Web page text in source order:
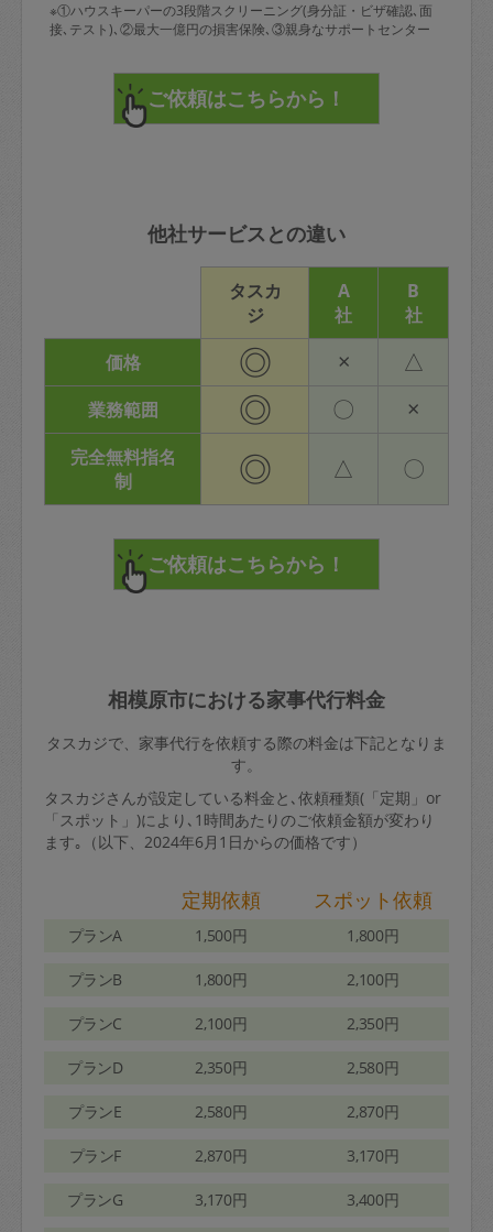
※①ハウスキーパーの3段階スクリーニング(身分証・ビザ確認､面
接､テスト)､②最大一億円の損害保険､③親身なサポートセンター
他社サービスとの違い
タスカ
ジ
A
社
B
社
価格
◎ × △
業務範囲 ◎ 〇 ×
完全無料指名
制
◎ △ 〇
相模原市における家事代行料金
タスカジで、家事代行を依頼する際の料金は下記となりま
す。
タスカジさんが設定している料金と､依頼種類(「定期」or
「スポット」)により､1時間あたりのご依頼金額が変わり
ます｡（以下、2024年6月1日からの価格です）
定期依頼 スポット依頼
プランA 1,500円 1,800円
プランB 1,800円 2,100円
プランC 2,100円 2,350円
プランD 2,350円 2,580円
プランE 2,580円 2,870円
プランF 2,870円 3,170円
プランG 3,170円 3,400円